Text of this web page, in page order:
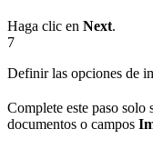
Haga clic en Next.
7
Definir las opciones de
Complete este paso solo
documentos o campos